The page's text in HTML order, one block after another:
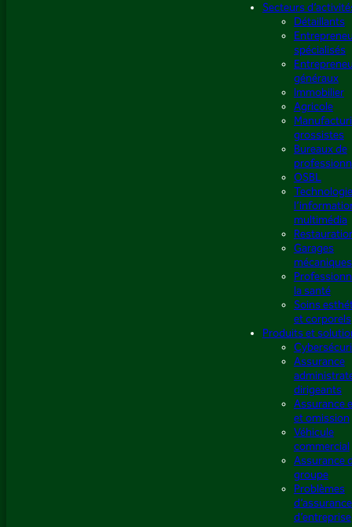
Secteurs
Détaillants
spécialisés
généraux
Immobilier
Agricole
grossistes
Bureaux de
OSBL
multimédia
Garages
mécaniques
la santé
Soins
et corporels
Produits et
Assurance
dirigeants
Assurance
et omission
Véhicule
commercial
Assurance
groupe
Problèmes
d’entreprise